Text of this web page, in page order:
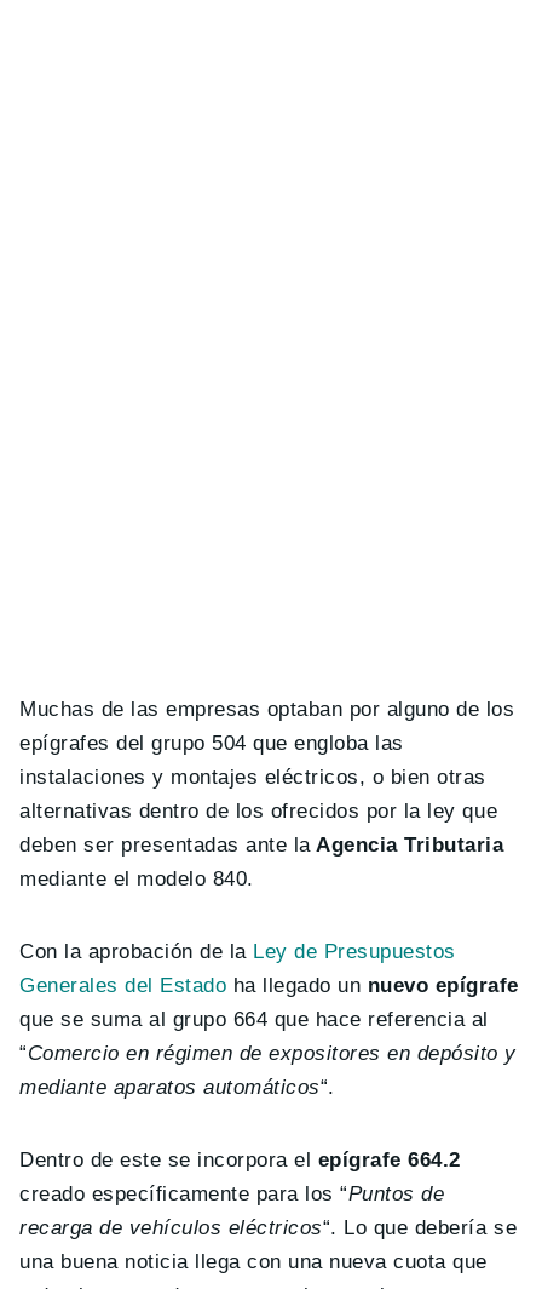
Muchas de las empresas optaban por alguno de los
epígrafes del grupo 504 que engloba las
instalaciones y montajes eléctricos, o bien otras
alternativas dentro de los ofrecidos por la ley que
deben ser presentadas ante laAgencia Tributaria
mediante el modelo 840.
Con la aprobación de la Ley de Presupuestos
Generales del Estado ha llegado un nuevo epígrafe
que se suma al grupo 664 que hace referencia al
“Comercio en régimen de expositores en depósito y
mediante aparatos automáticos“.
Dentro de este se incorpora el epígrafe 664.2
creado específicamente para los “Puntos de
recarga de vehículos eléctricos“. Lo que debería se
una buena noticia llega con una nueva cuota que